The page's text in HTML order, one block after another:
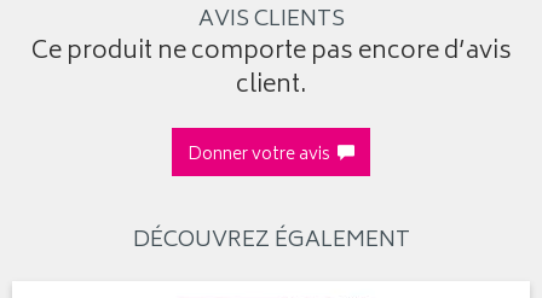
AVIS CLIENTS
Ce produit ne comporte pas encore d’avis
client.
Donner votre avis
DÉCOUVREZ ÉGALEMENT